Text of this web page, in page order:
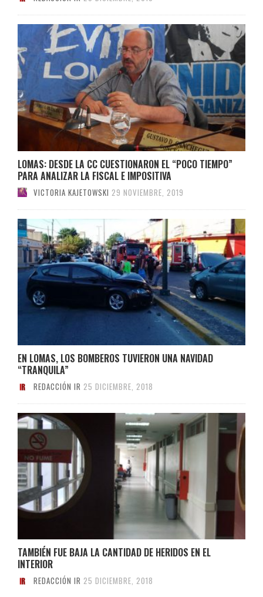
LOMAS: DESDE LA CC CUESTIONARON EL “POCO TIEMPO”
PARA ANALIZAR LA FISCAL E IMPOSITIVA
VICTORIA KAJETOWSKI 29 NOVIEMBRE, 2019
EN LOMAS, LOS BOMBEROS TUVIERON UNA NAVIDAD
“TRANQUILA”
REDACCIÓN IR 25 DICIEMBRE, 2018
TAMBIÉN FUE BAJA LA CANTIDAD DE HERIDOS EN EL
INTERIOR
REDACCIÓN IR 25 DICIEMBRE, 2018